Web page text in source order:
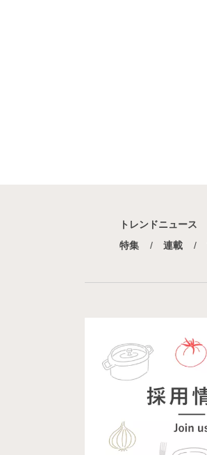
トレンドニュース
特集
連載